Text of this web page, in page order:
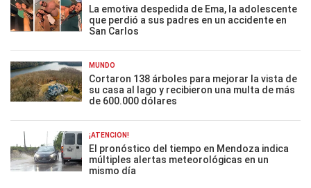
La emotiva despedida de Ema, la adolescente
que perdió a sus padres en un accidente en
San Carlos
MUNDO
Cortaron 138 árboles para mejorar la vista de
su casa al lago y recibieron una multa de más
de 600.000 dólares
¡ATENCIÓN!
El pronóstico del tiempo en Mendoza indica
múltiples alertas meteorológicas en un
mismo día